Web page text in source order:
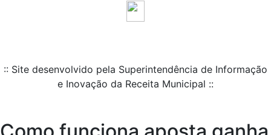
:: Site desenvolvido pela Superintendência de Informação
e Inovação da Receita Municipal ::